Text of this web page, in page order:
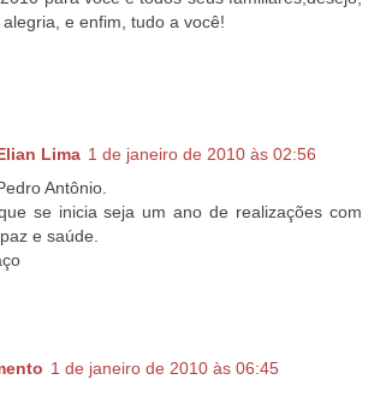
e enfim, tudo a você!
Lima 1 de janeiro de 2010 às 02:56
Antônio.
se inicia seja um ano de realizações com
e saúde.
1 de janeiro de 2010 às 06:45